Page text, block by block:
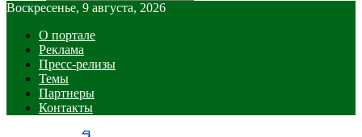
Воскресенье, 9 августа, 2026
О портале
Реклама
Пресс-релизы
Темы
Партнеры
Контакты